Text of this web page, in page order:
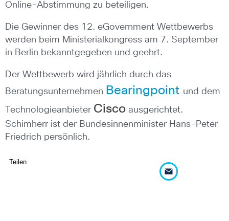
Online-Abstimmung zu beteiligen.
Die Gewinner des 12. eGovernment Wettbewerbs
werden beim Ministerialkongress am 7. September
in Berlin bekanntgegeben und geehrt.
Der Wettbewerb wird jährlich durch das
Beratungsunternehmen Bearingpoint und dem
Technologieanbieter Cisco ausgerichtet.
Schimherr ist der Bundesinnenminister Hans-Peter
Friedrich persönlich.
Teilen